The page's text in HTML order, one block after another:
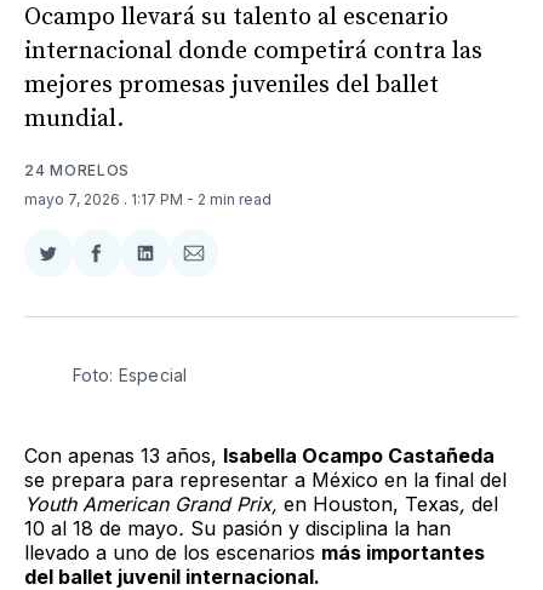
Ocampo llevará su talento al escenario
internacional donde competirá contra las
mejores promesas juveniles del ballet
mundial.
24 MORELOS
mayo 7, 2026 . 1:17 PM - 2 min read
Compartir
Twitter
Compartir
Facebook
Compartir
LinkedIn
Compartir
Email
Foto: Especial
Con apenas 13 años, Isabella Ocampo Castañeda
se prepara para representar a México en la final del
Youth American Grand Prix, en Houston, Texas, del
10 al 18 de mayo. Su pasión y disciplina la han
llevado a uno de los escenarios más importantes
del ballet juvenil internacional.